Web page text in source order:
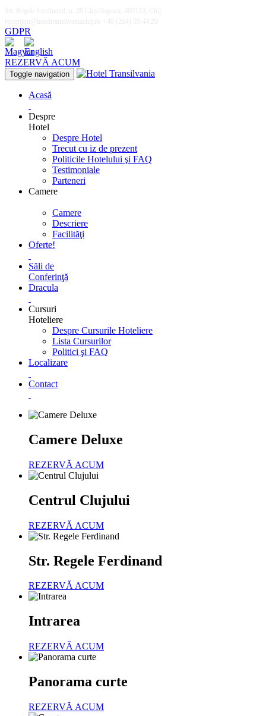
GDPR
REZERVĂ ACUM
Toggle navigation
Acasă
Despre
Hotel
Despre Hotel
Trecut cu iz de prezent
Politicile Hotelului şi FAQ
Testimoniale
Parteneri
Camere
Camere
Descriere
Facilităţi
Oferte!
Săli de
Conferinţă
Dracula
Cursuri
Hoteliere
Despre Cursurile Hoteliere
Lista Cursurilor
Politici şi FAQ
Localizare
Contact
Camere Deluxe
REZERVĂ ACUM
Centrul Clujului
REZERVĂ ACUM
Str. Regele Ferdinand
REZERVĂ ACUM
Intrarea
REZERVĂ ACUM
Panorama curte
REZERVĂ ACUM